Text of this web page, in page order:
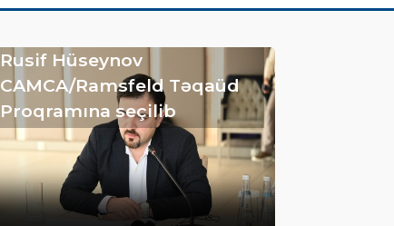
Rusif Hüseynov
CAMCA/Ramsfeld Təqaüd
Proqramına seçilib